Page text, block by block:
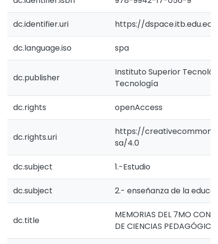
dc.identifier.uri https://dspace.itb.edu.ec/
dc.language.iso spa
dc.publisher
Instituto Superior
Tecnología
dc.rights openAccess
dc.rights.uri
https://
sa/4.0
dc.subject 1.-Estudio
dc.subject 2.- enseñanza de la
dc.title
MEMORIAS DEL 7MO
DE CIENCIAS